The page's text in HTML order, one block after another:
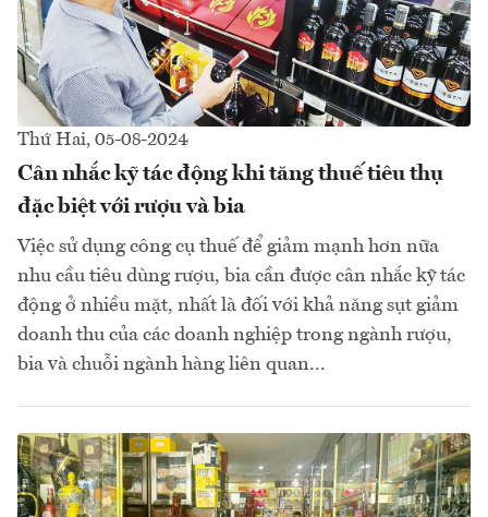
Thứ Hai, 05-08-2024
Cân nhắc kỹ tác động khi tăng thuế tiêu thụ
đặc biệt với rượu và bia
Việc sử dụng công cụ thuế để giảm mạnh hơn nữa
nhu cầu tiêu dùng rượu, bia cần được cân nhắc kỹ tác
động ở nhiều mặt, nhất là đối với khả năng sụt giảm
doanh thu của các doanh nghiệp trong ngành rượu,
bia và chuỗi ngành hàng liên quan...